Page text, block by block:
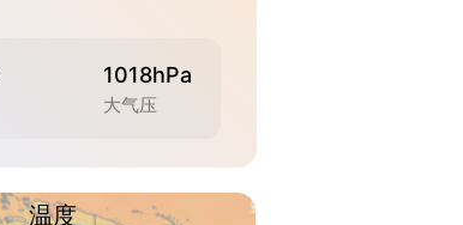
1018hPa
大气压
温度